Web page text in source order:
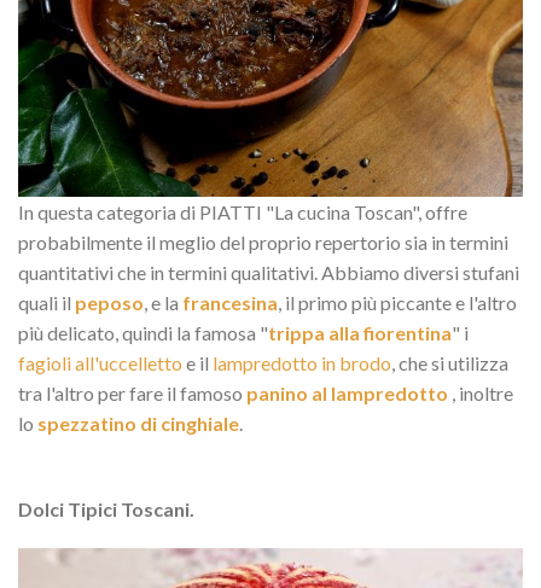
In questa categoria di PIATTI "La cucina Toscan", offre
probabilmente il meglio del proprio repertorio sia in termini
quantitativi che in termini qualitativi. Abbiamo diversi stufani
quali il peposo, e la francesina, il primo più piccante e l'altro
più delicato, quindi la famosa "trippa alla fiorentina" i
fagioli all'uccelletto e il lampredotto in brodo, che si utilizza
tra l'altro per fare il famoso panino al lampredotto , inoltre
lo spezzatino di cinghiale.
Dolci Tipici Toscani.